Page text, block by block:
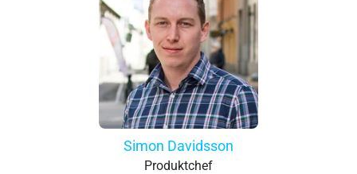
Simon Davidsson
Produktchef